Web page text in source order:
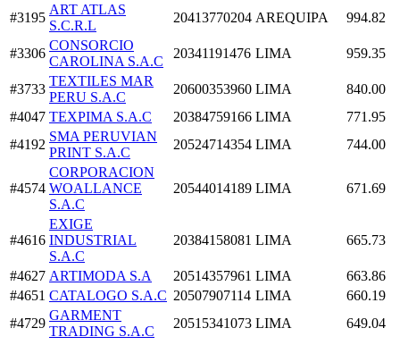
#3195
ART ATLAS
S.C.R.L
20413770204 AREQUIPA 994.82
#3306
CONSORCIO
CAROLINA S.A.C
20341191476 LIMA 959.35
#3733
TEXTILES MAR
PERU S.A.C
20600353960 LIMA
840.00
#4047 TEXPIMA S.A.C 20384759166 LIMA
771.95
#4192
SMA PERUVIAN
PRINT S.A.C
20524714354 LIMA 744.00
#4574
CORPORACION
WOALLANCE
S.A.C
20544014189 LIMA 671.69
#4616
EXIGE
INDUSTRIAL
S.A.C
20384158081 LIMA 665.73
#4627 ARTIMODA S.A 20514357961 LIMA
663.86
#4651 CATALOGO S.A.C 20507907114 LIMA
660.19
#4729
GARMENT
TRADING S.A.C
20515341073 LIMA
649.04